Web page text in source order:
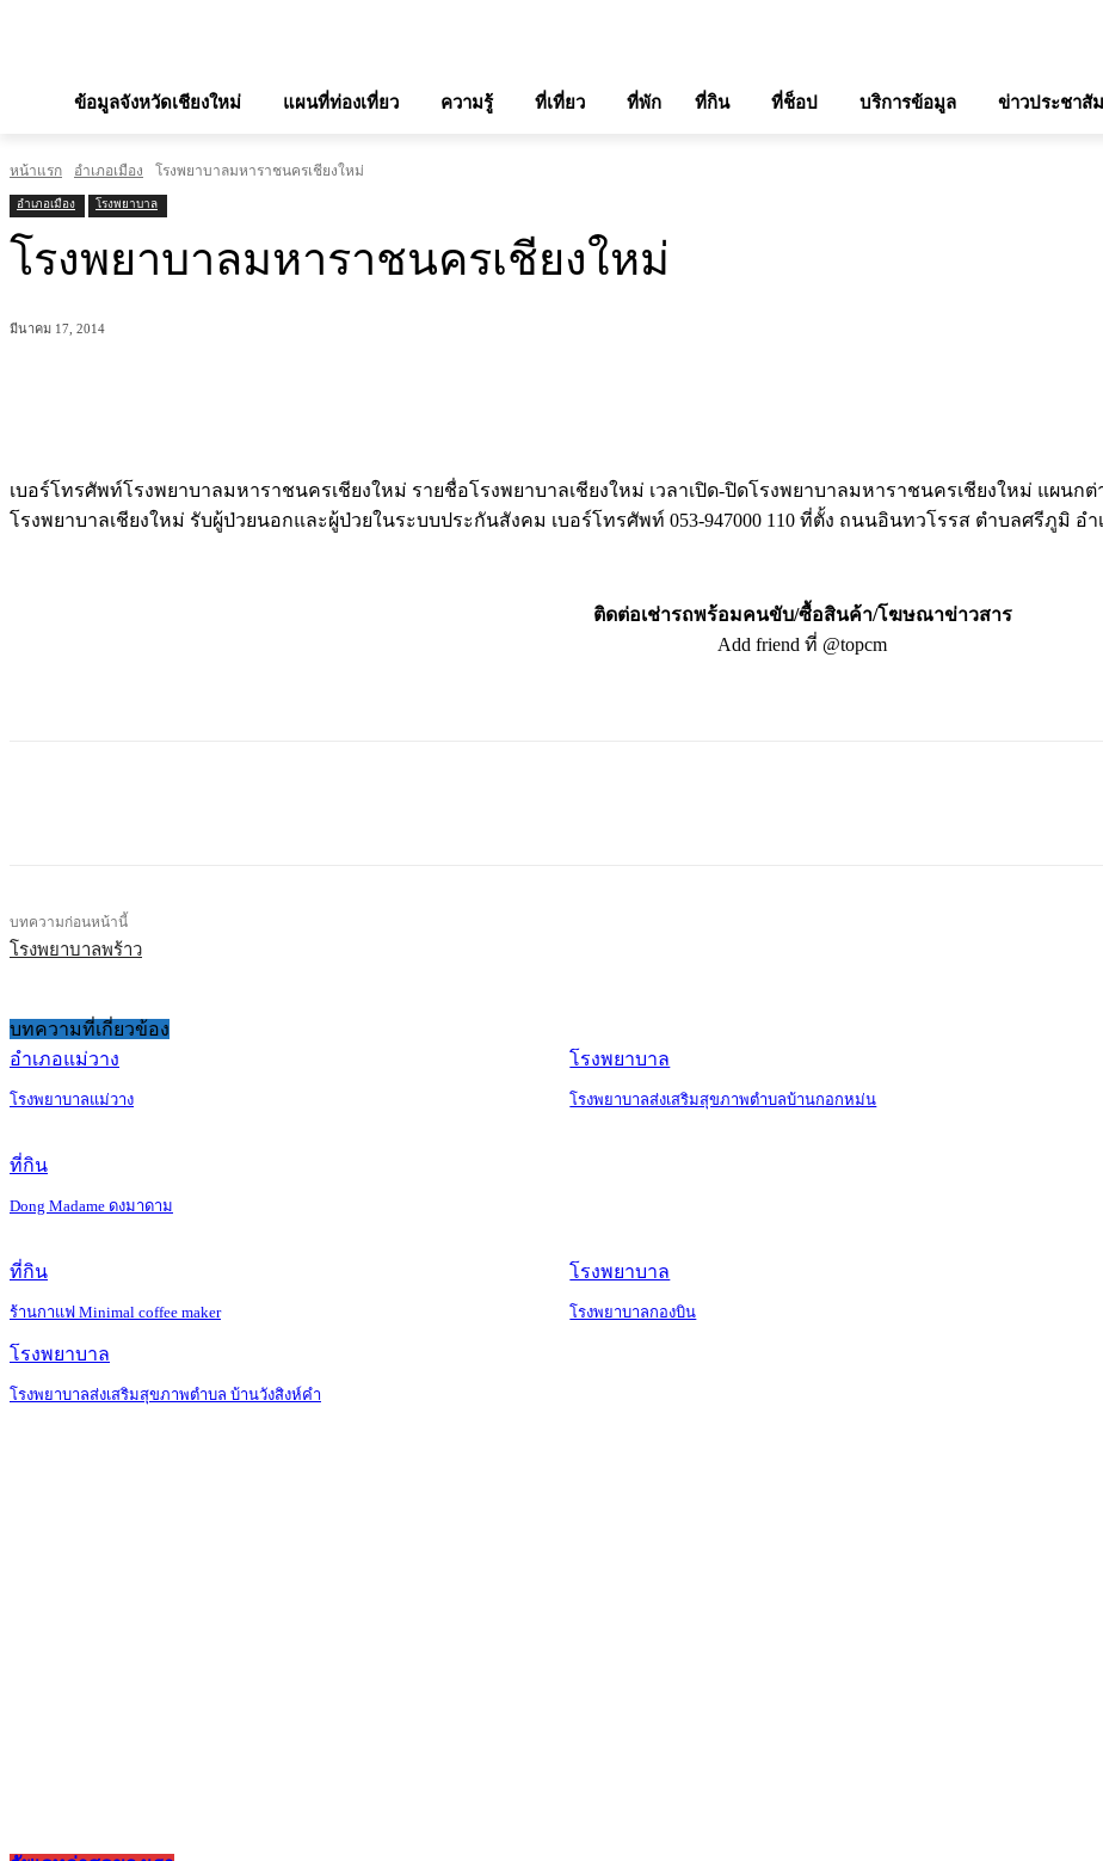
ข้อมูลจังหวัดเชียงใหม่ แผนที่ท่องเที่ยว ความรู้ ที่เที่ยว ที่พัก ที่กิน ที่ช็อป บริการข้อมูล ข่าวประชาสั
หน้าแรก อำเภอเมือง โรงพยาบาลมหาราชนครเชียงใหม่
อำเภอเมือง โรงพยาบาล
โรงพยาบาลมหาราชนครเชียงใหม่
มีนาคม 17, 2014
เบอร์โทรศัพท์โรงพยาบาลมหาราชนครเชียงใหม่ รายชื่อโรงพยาบาลเชียงใหม่ เวลาเปิด-ปิดโรงพยาบาลมหาราชนครเชียงใหม่ แผนก
โรงพยาบาลเชียงใหม่ รับผู้ป่วยนอกและผู้ป่วยในระบบประกันสังคม เบอร์โทรศัพท์ 053-947000 110 ที่ตั้ง ถนนอินทวโรรส ตำบลศรีภูมิ อำ
ติดต่อเช่ารถพร้อมคนขับ/ซื้อสินค้า/โฆษณาข่าวสาร
Add friend ที่ @topcm
บทความก่อนหน้านี้
โรงพยาบาลพร้าว
บทความที่เกี่ยวข้อง
อำเภอแม่วาง
โรงพยาบาลแม่วาง
โรงพยาบาล
โรงพยาบาลส่งเสริมสุขภาพตำบลบ้านกอกหม่น
ที่กิน
Dong Madame ดงมาดาม
ที่กิน
ร้านกาแฟ Minimal coffee maker
โรงพยาบาล
โรงพยาบาลกองบิน
โรงพยาบาล
โรงพยาบาลส่งเสริมสุขภาพตำบล บ้านวังสิงห์คำ